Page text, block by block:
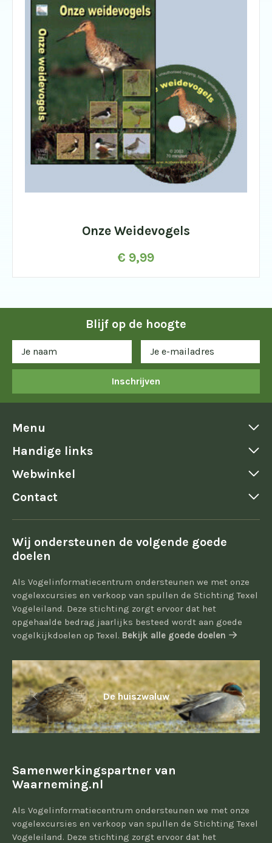
Onze Weidevogels
€ 9,99
Blijf op de hoogte
Inschrijven
Menu
Handige links
Webwinkel
Contact
Wij ondersteunen de volgende goede
doelen
Als Vogelinformatiecentrum ondersteunen we met onze
vogelexcursies en verkoop van spullen de Stichting Texel
Vogeleiland. Deze stichting zorgt ervoor dat het
opgehaalde bedrag jaarlijks besteed wordt aan goede
vogelkijkdoelen op Texel. Bekijk alle goede doelen
De huiszwaluw
Samenwerkingspartner van
Waarneming.nl
Als Vogelinformatiecentrum ondersteunen we met onze
vogelexcursies en verkoop van spullen de Stichting Texel
Vogeleiland. Deze stichting zorgt ervoor dat het